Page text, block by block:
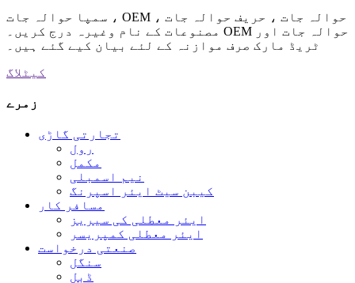
سمپا حوالہ جات ، OEM حوالہ جات ، حریف حوالہ جات ،
مصنوعات کے نام وغیرہ درج کریں۔ OEM حوالہ جات اور
ٹریڈ مارک صرف موازنہ کے لئے بیان کیے گئے ہیں۔
کیٹلاگ
زمرے
تجارتی گاڑی
رول
مکمل
نیم اسمبلی
کیبن سیٹ ایئر اسپرنگ
مسافر کار
ایئر معطلی کی سیریز
ایئر معطلی کمپریسر
صنعتی درخواست
سنگل
ڈبل